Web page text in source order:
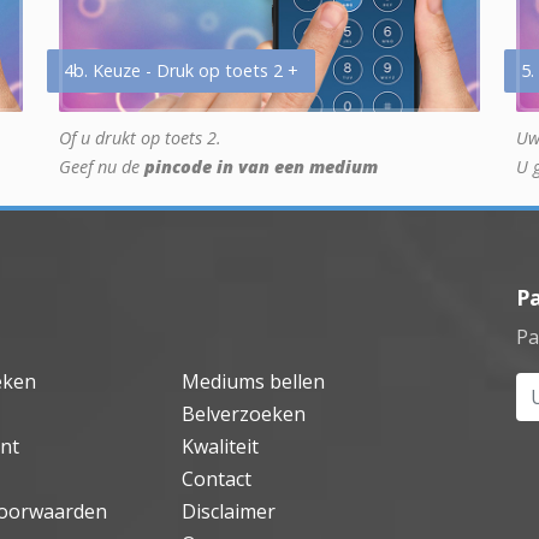
4b. Keuze - Druk op toets 2 +
Of u drukt op toets 2.
Geef nu de pincode in van een medium
U
Mediums bellen
Belverzoeken
Kwaliteit
Contact
Disclaimer